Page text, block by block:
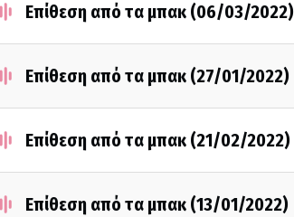
Επίθεση από τα μπακ (06/03/2022)
Επίθεση από τα μπακ (27/01/2022)
Επίθεση από τα μπακ (21/02/2022)
Επίθεση από τα μπακ (13/01/2022)